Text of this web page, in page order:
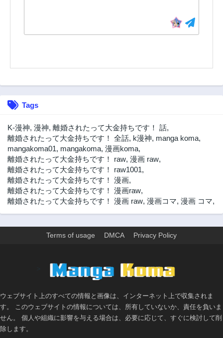
72話
3年前
70話
3年前
69話
3年前
68話
3年前
67話
3年前
66話
3年前
65話
3年前
64話
3年前
63話
3年前
62話 61話
3年前
3年前
56話
3年前
55話
3年前
54話
Tags
K-漫神, 漫神, 離婚されたって大金持ちです！ 話,
離婚されたって大金持ちです！ 全話, k漫神, manga koma,
mangakoma01, mangakoma, 漫画koma,
離婚されたって大金持ちです！ raw, 漫画 raw,
離婚されたって大金持ちです！ raw1001,
離婚されたって大金持ちです！ 漫画,
離婚されたって大金持ちです！ 漫画raw,
離婚されたって大金持ちです！ 漫画 raw, 漫画コマ, 漫画 コマ,
Terms of usage DMCA Privacy Policy
ウェブサイト上のすべての情報と画像は、インターネット上で収集されま
す。 このウェブサイトの情報については、所有していないか、責任を負いま
せん。 個人や組織に影響を与える場合は、必要に応じて、すぐに検討して削
除します。